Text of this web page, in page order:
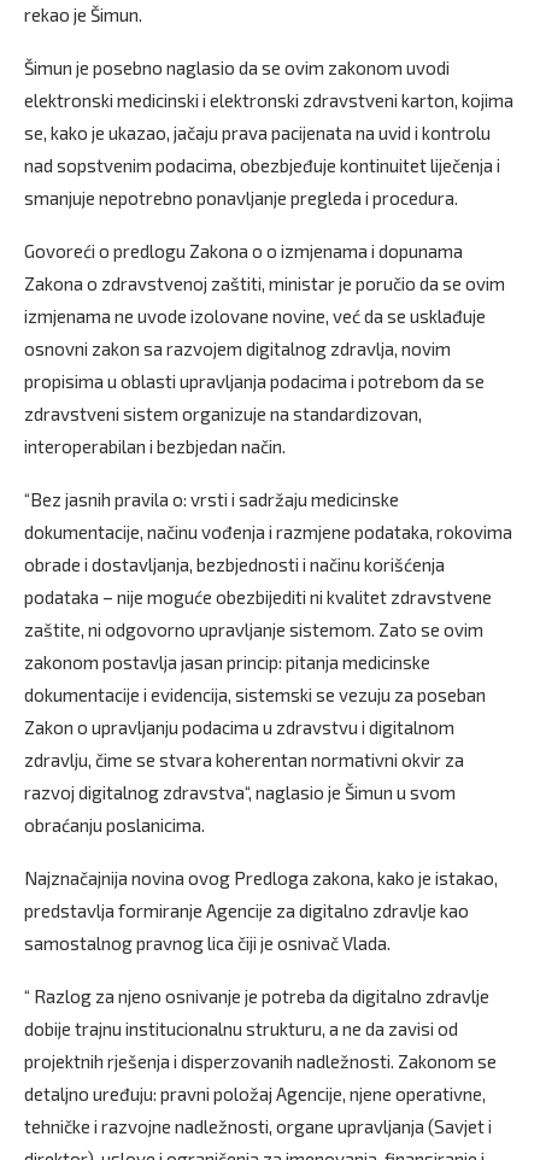
rekao je Šimun.
Šimun je posebno naglasio da se ovim zakonom uvodi
elektronski medicinski i elektronski zdravstveni karton, kojima
se, kako je ukazao, jačaju prava pacijenata na uvid i kontrolu
nad sopstvenim podacima, obezbjeđuje kontinuitet liječenja i
smanjuje nepotrebno ponavljanje pregleda i procedura.
Govoreći o predlogu Zakona o o izmjenama i dopunama
Zakona o zdravstvenoj zaštiti, ministar je poručio da se ovim
izmjenama ne uvode izolovane novine, već da se usklađuje
osnovni zakon sa razvojem digitalnog zdravlja, novim
propisima u oblasti upravljanja podacima i potrebom da se
zdravstveni sistem organizuje na standardizovan,
interoperabilan i bezbjedan način.
“Bez jasnih pravila o: vrsti i sadržaju medicinske
dokumentacije, načinu vođenja i razmjene podataka, rokovima
obrade i dostavljanja, bezbjednosti i načinu korišćenja
podataka – nije moguće obezbijediti ni kvalitet zdravstvene
zaštite, ni odgovorno upravljanje sistemom. Zato se ovim
zakonom postavlja jasan princip: pitanja medicinske
dokumentacije i evidencija, sistemski se vezuju za poseban
Zakon o upravljanju podacima u zdravstvu i digitalnom
zdravlju, čime se stvara koherentan normativni okvir za
razvoj digitalnog zdravstva“, naglasio je Šimun u svom
obraćanju poslanicima.
Najznačajnija novina ovog Predloga zakona, kako je istakao,
predstavlja formiranje Agencije za digitalno zdravlje kao
samostalnog pravnog lica čiji je osnivač Vlada.
“ Razlog za njeno osnivanje je potreba da digitalno zdravlje
dobije trajnu institucionalnu strukturu, a ne da zavisi od
projektnih rješenja i disperzovanih nadležnosti. Zakonom se
detaljno uređuju: pravni položaj Agencije, njene operativne,
tehničke i razvojne nadležnosti, organe upravljanja (Savjet i